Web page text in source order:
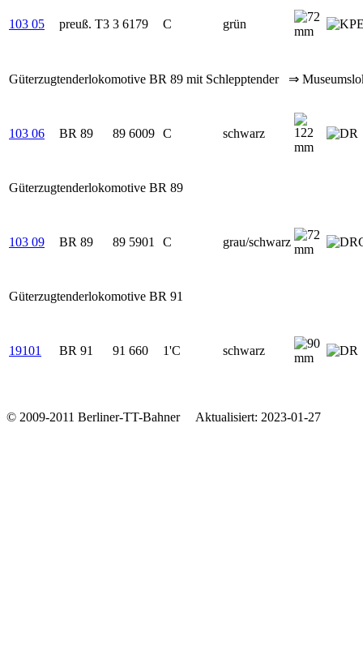
103 05 preuß. T3 3 6179 C grün
Güterzugtenderlokomotive BR 89 mit Schlepptender ⇒
103 06 BR 89 89 6009 C schwarz
Güterzugtenderlokomotive BR 89
103 09 BR 89 89 5901 C grau/schwarz
Güterzugtenderlokomotive BR 91
19101 BR 91 91 660 1'C schwarz
© 2009-2011 Berliner-TT-Bahner Aktualisiert: 2023-01-27